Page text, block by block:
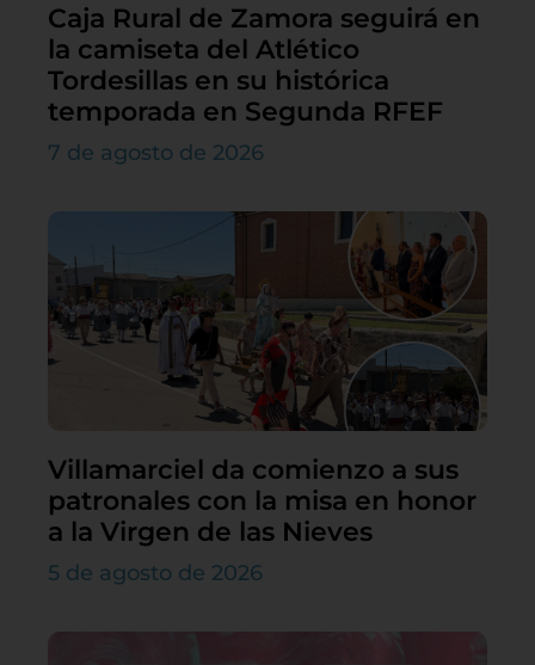
Caja Rural de Zamora seguirá en
la camiseta del Atlético
Tordesillas en su histórica
temporada en Segunda RFEF
7 de agosto de 2026
Villamarciel da comienzo a sus
patronales con la misa en honor
a la Virgen de las Nieves
5 de agosto de 2026